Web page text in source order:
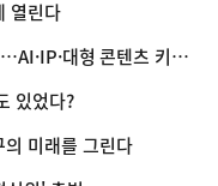
열린다
대형 콘텐츠 키운다
있었다?
미래를 그린다